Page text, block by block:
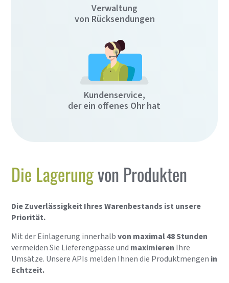
Verwaltung
von Rücksendungen
Kundenservice,
der ein offenes Ohr hat
Die Lagerungvon Produkten
Die Zuverlässigkeit Ihres Warenbestands ist unsere
Priorität.
Mit der Einlagerung innerhalbvon maximal 48 Stunden
vermeiden Sie Lieferengpässe und maximieren Ihre
Umsätze. Unsere APIs melden Ihnen die Produktmengen in
Echtzeit.